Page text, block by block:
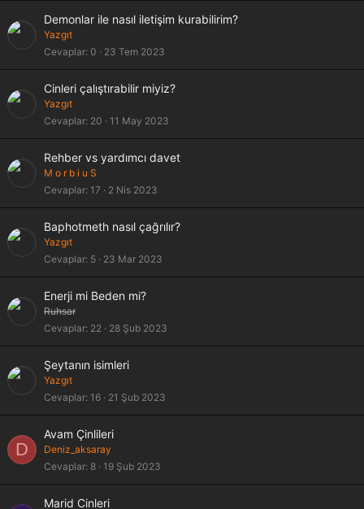
Demonlar ile nasıl iletişim kurabilirim?
Yazgıt
Cevaplar 0 23 Tem 2023
Cinleri çalıştırabilir miyiz?
Yazgıt
Cevaplar 20 11 May 2023
Rehber vs yardımcı davet
M o r b i u S
Cevaplar 17 2 Nis 2023
Baphotmeth nasıl çağrılır?
Yazgıt
Cevaplar 5 23 Mar 2023
Enerji mi Beden mi?
Ruhsar
Cevaplar 22 28 Şub 2023
Şeytanın isimleri
Yazgıt
Cevaplar 16 21 Şub 2023
D
Avam Çinlileri
Deniz_aksaray
Cevaplar 8 19 Şub 2023
Marid Cinleri